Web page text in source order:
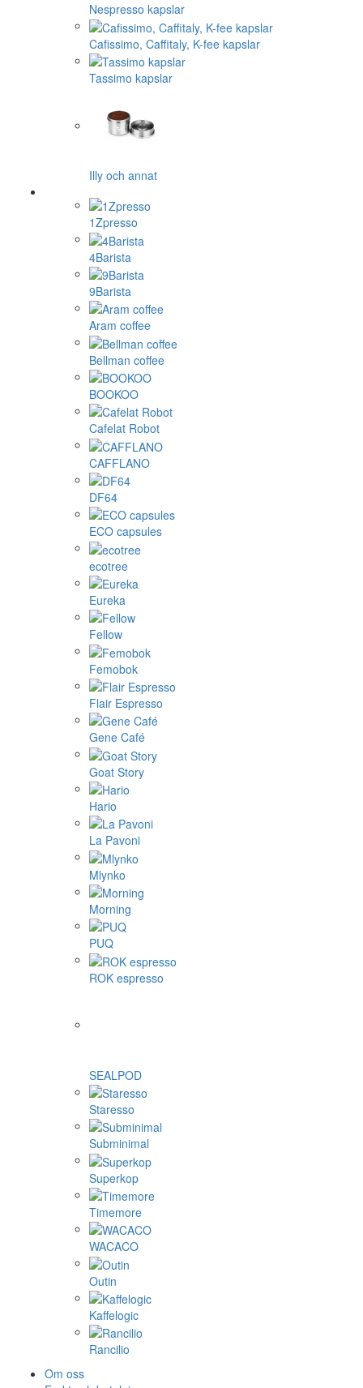
Nespresso kapslar
Cafissimo, Caffitaly, K-fee kapslar
Tassimo kapslar
Illy och annat
1Zpresso
4Barista
9Barista
Aram coffee
Bellman coffee
BOOKOO
Cafelat Robot
CAFFLANO
DF64
ECO capsules
ecotree
Eureka
Fellow
Femobok
Flair Espresso
Gene Café
Goat Story
Hario
La Pavoni
Mlynko
Morning
PUQ
ROK espresso
SEALPOD
Staresso
Subminimal
Superkop
Timemore
WACACO
Outin
Kaffelogic
Rancilio
Om oss